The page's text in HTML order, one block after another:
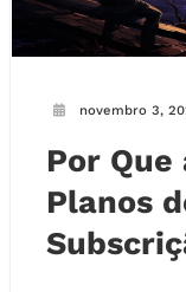
novembro 3,
Por Que
Planos